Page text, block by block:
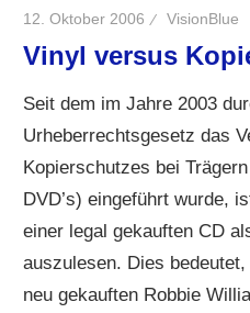
12. Oktober 2006 VisionBlue
Vinyl versus
Seit dem im Jahre 2003
Urheberrechtsgesetz das
Kopierschutzes bei
DVD’s) eingeführt wurde,
einer legal gekauften CD
auszulesen. Dies
neu gekauften Robbie